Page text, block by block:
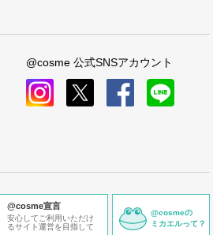
@cosme 公式SNSアカウント
@cosme宣言
安心してご利用いただけ
るサイト運営を目指して
@cosmeの
ミカエルって？